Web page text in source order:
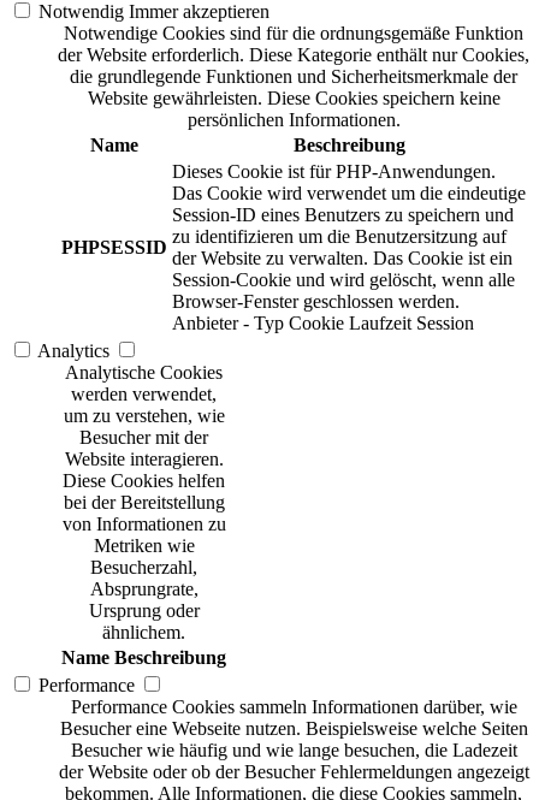
Notwendig Immer akzeptieren
Notwendige Cookies sind für die ordnungsgemäße Funktion
der Website erforderlich. Diese Kategorie enthält nur Cookies,
die grundlegende Funktionen und Sicherheitsmerkmale der
Website gewährleisten. Diese Cookies speichern keine
persönlichen Informationen.
Name
Beschreibung
PHPSESSID
Dieses Cookie ist für PHP-Anwendungen.
Das Cookie wird verwendet um die eindeutige
Session-ID eines Benutzers zu speichern und
zu identifizieren um die Benutzersitzung auf
der Website zu verwalten. Das Cookie ist ein
Session-Cookie und wird gelöscht, wenn alle
Browser-Fenster geschlossen werden.
Anbieter - Typ Cookie Laufzeit Session
Analytics
Analytische Cookies
werden verwendet,
um zu verstehen, wie
Besucher mit der
Website interagieren.
Diese Cookies helfen
bei der Bereitstellung
von Informationen zu
Metriken wie
Besucherzahl,
Absprungrate,
Ursprung oder
ähnlichem.
Name Beschreibung
Performance
Performance Cookies sammeln Informationen darüber, wie
Besucher eine Webseite nutzen. Beispielsweise welche Seiten
Besucher wie häufig und wie lange besuchen, die Ladezeit
der Website oder ob der Besucher Fehlermeldungen angezeigt
bekommen. Alle Informationen, die diese Cookies sammeln,